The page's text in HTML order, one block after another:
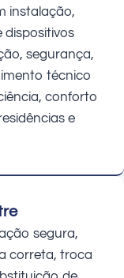
instalação,
segurança,
técnico
conforto
e
segura,
correta, troca